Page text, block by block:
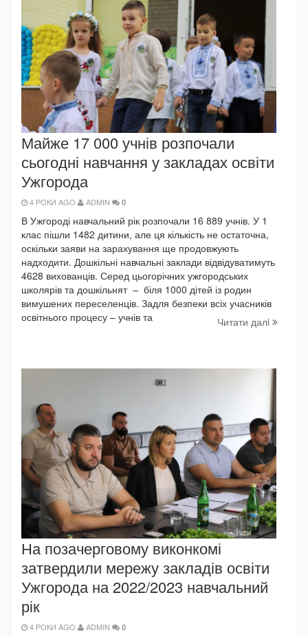
Майже 17 000 учнів розпочали
сьогодні навчання у закладах освіти
Ужгорода
4 РОКИ AGO ADMIN 0
В Ужгороді навчальний рік розпочали 16 889 учнів. У 1
клас пішли 1482 дитини, але ця кількість не остаточна,
оскільки заяви на зарахування ще продовжують
надходити. Дошкільні навчальні заклади відвідуватимуть
4628 вихованців. Серед цьогорічних ужгородських
школярів та дошкільнят – біля 1000 дітей із родин
вимушених переселенців. Задля безпеки всіх учасників
освітнього процесу – учнів та
Читати далi
На позачерговому виконкомі
затвердили мережу закладів освіти
Ужгорода на 2022/2023 навчальний
рік
4 РОКИ AGO ADMIN 0